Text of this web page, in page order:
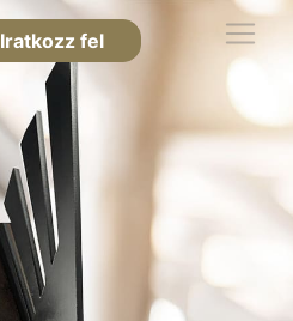
Iratkozz fel